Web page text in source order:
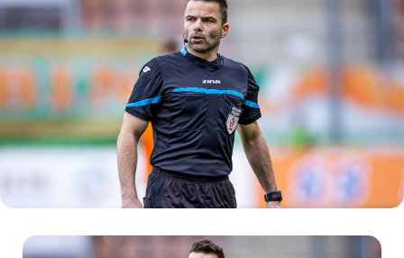
Akademia
Dla mediów
Kibice